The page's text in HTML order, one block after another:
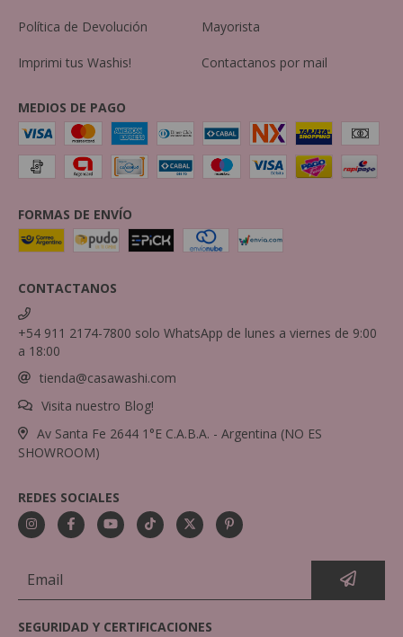
Política de Devolución Mayorista
Imprimi tus Washis! Contactanos por mail
MEDIOS DE PAGO
FORMAS DE ENVÍO
CONTACTANOS
+54 911 2174-7800 solo WhatsApp de lunes a viernes de 9:00
a 18:00
tienda@casawashi.com
Visita nuestro Blog!
Av Santa Fe 2644 1°E C.A.B.A. - Argentina (NO ES
SHOWROOM)
REDES SOCIALES
SEGURIDAD Y CERTIFICACIONES